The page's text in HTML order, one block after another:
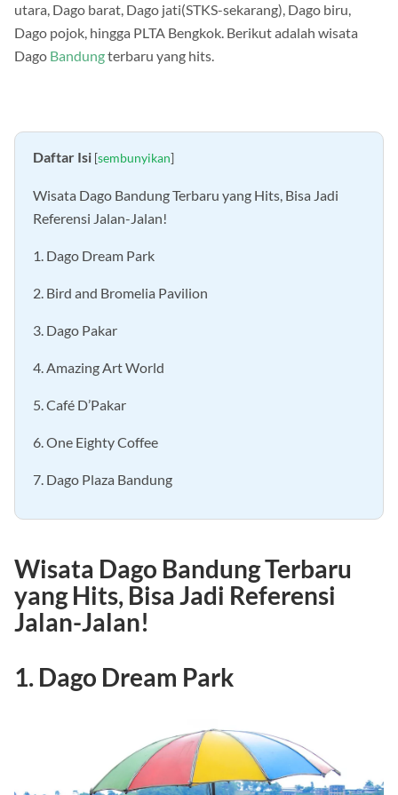
utara, Dago barat, Dago jati(STKS-sekarang), Dago biru,
Dago pojok, hingga PLTA Bengkok. Berikut adalah wisata
Dago Bandungterbaru yang hits.
Daftar Isi [sembunyikan]
Wisata Dago Bandung Terbaru yang Hits, Bisa Jadi
Referensi Jalan-Jalan!
1. Dago Dream Park
2. Bird and Bromelia Pavilion
3. Dago Pakar
4. Amazing Art World
5. Café D’Pakar
6. One Eighty Coffee
7. Dago Plaza Bandung
Wisata Dago Bandung Terbaru
yang Hits, Bisa Jadi Referensi
Jalan-Jalan!
1. Dago Dream Park